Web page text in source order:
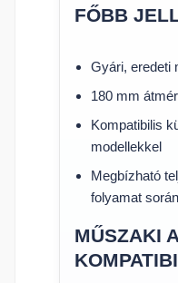
FŐBB
Gyári, eredeti
180 mm
Kompatibilis
modellekkel
Megbízható
folyamat során
MŰSZAKI